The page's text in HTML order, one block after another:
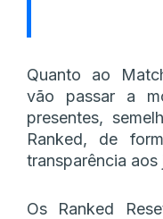
Quanto ao
vão passar a
presentes,
Ranked, de
transparência
Os Ranked